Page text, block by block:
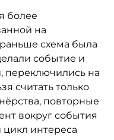
более
на
схема была
событие и
переключились на
считать только
повторные
вокруг события
интереса